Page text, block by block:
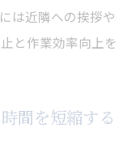
は近隣への挨拶や
と作業効率向上を
間を短縮する